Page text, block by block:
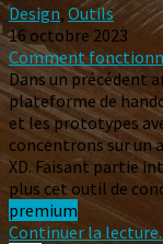
Design, Outils
16 octobre 2023
Comment
Dans un précédent
plateforme de
et les prototypes
concentrons sur un
XD. Faisant partie
plus cet outil de
premium
Continuer la